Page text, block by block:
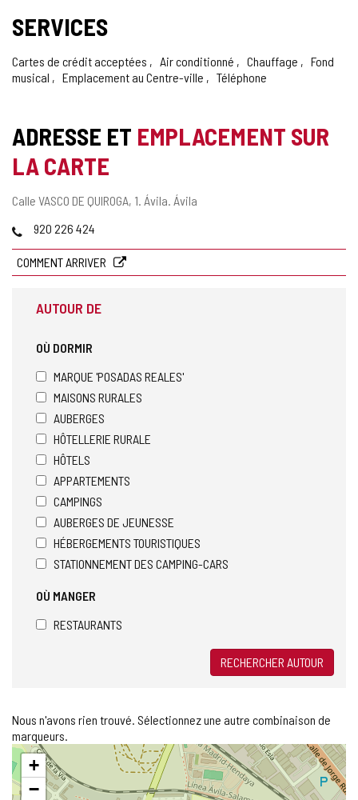
CONFIANCE
SERVICES
Cartes de crédit acceptées Air conditionné Chauffage
Fond
musical
Emplacement au Centre-ville Téléphone
ADRESSE ET EMPLACEMENT SUR
LA CARTE
Adresse
Calle VASCO DE QUIROGA, 1. Ávila. Ávila
Téléphones
920 226 424
COMMENT ARRIVER
AUTOUR DE
OÙ DORMIR
MARQUE 'POSADAS REALES'
MAISONS RURALES
AUBERGES
HÔTELLERIE RURALE
HÔTELS
APPARTEMENTS
CAMPINGS
AUBERGES DE JEUNESSE
HÉBERGEMENTS TOURISTIQUES
STATIONNEMENT DES CAMPING-CARS
OÙ MANGER
RESTAURANTS
RECHERCHER AUTOUR
Nous n'avons rien trouvé. Sélectionnez une autre combinaison de
marqueurs.
Sauter
la
carte
+
−